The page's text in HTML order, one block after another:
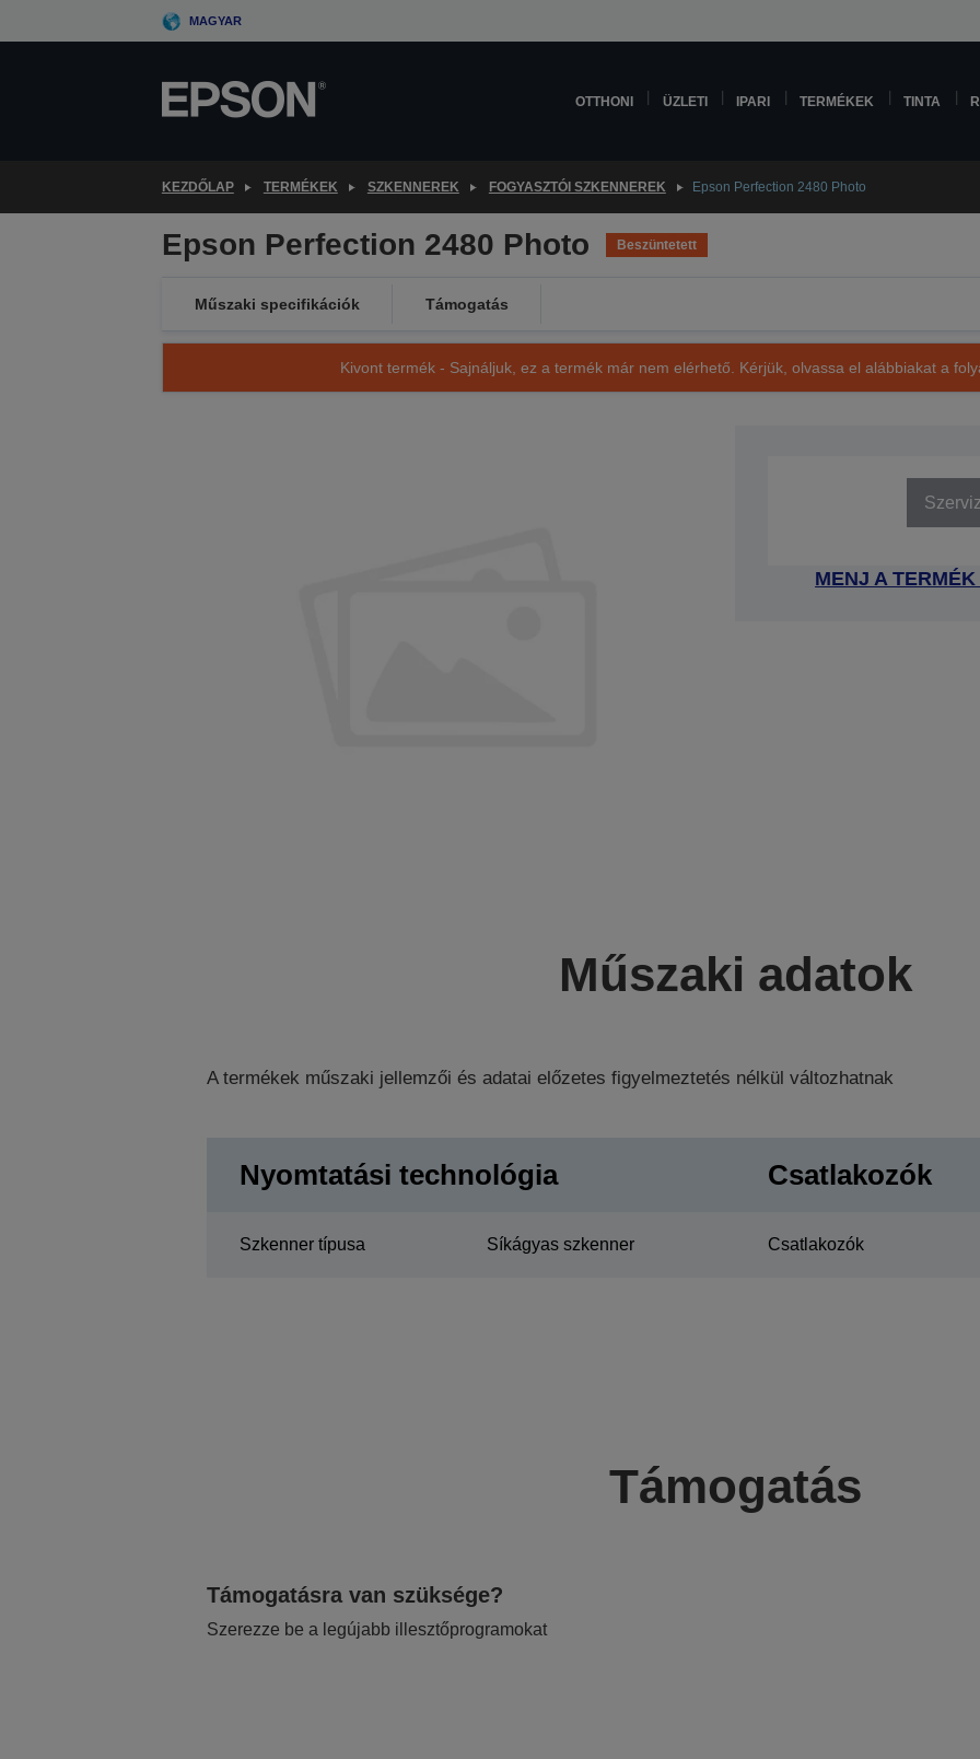
to
MAGYAR
OTTHONI ÜZLETI IPARI TERMÉKEK TINTA
KEZDŐLAP TERMÉKEK SZKENNEREK FOGYASZTÓI SZKENNEREK Epson Perfection 2480 Photo
Epson Perfection 2480 Photo Beszüntetett
Műszaki specifikációk Támogatás
Kivont termék - Sajnáljuk, ez a termék már nem elérhető. Kérjük, olvassa el alábbiakat a
MENJ A
Műszaki adatok
A termékek műszaki jellemzői és adatai előzetes figyelmeztetés nélkül változhatnak
Nyomtatási technológia
Szkenner típusa Síkágyas szkenner
Csatlakozók
Csatlakozók
Támogatás
Támogatásra van szüksége?
Szerezze be a legújabb illesztőprogramokat